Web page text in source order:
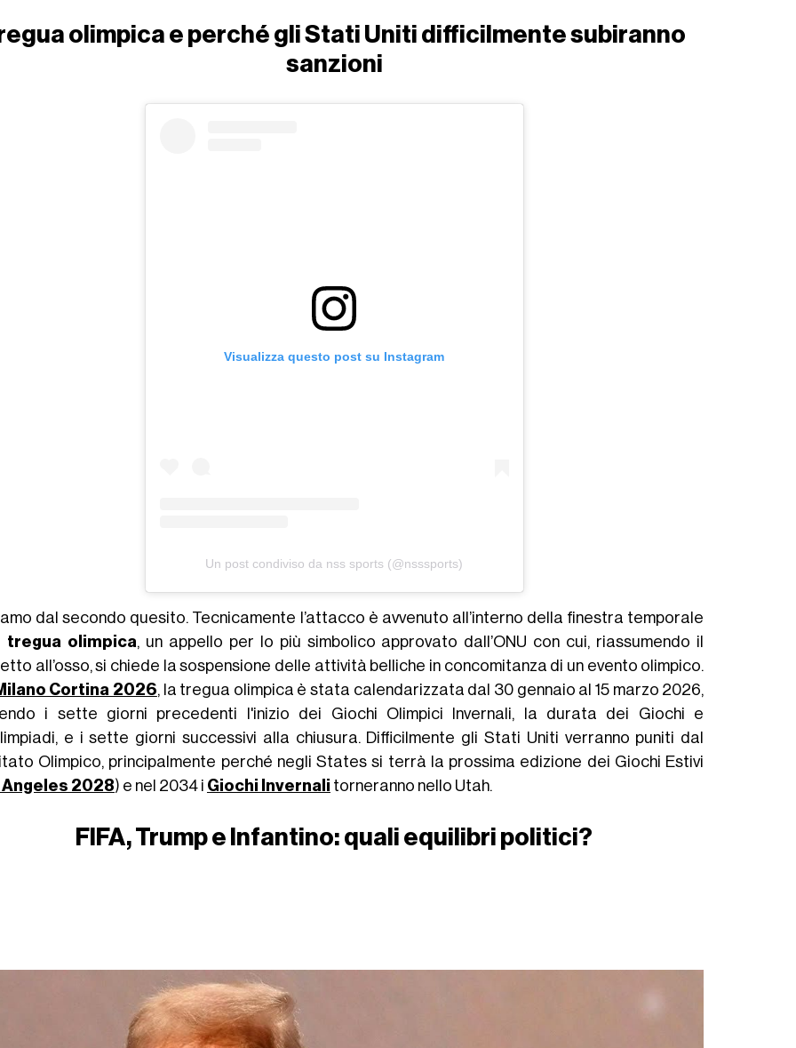
olimpica e perché gli Stati Uniti difficilmente subiranno
sanzioni
Visualizza questo post su Instagram
Un post condiviso da nss sports (@nsssports)
dal secondo quesito. Tecnicamente l’attacco è avvenuto all’interno della finestra temporale
tregua olimpica, un appello per lo più simbolico approvato dall’ONU con cui, riassumendo il
all’osso, si chiede la sospensione delle attività belliche in concomitanza di un evento olimpico.
Cortina 2026, la tregua olimpica è stata calendarizzata dal 30 gennaio al 15 marzo 2026,
i sette giorni precedenti l'inizio dei Giochi Olimpici Invernali, la durata dei Giochi e
e i sette giorni successivi alla chiusura. Difficilmente gli Stati Uniti verranno puniti dal
Olimpico, principalmente perché negli States si terrà la prossima edizione dei Giochi Estivi
2028) e nel 2034 i Giochi Invernali torneranno nello Utah.
FIFA, Trump e Infantino: quali equilibri politici?